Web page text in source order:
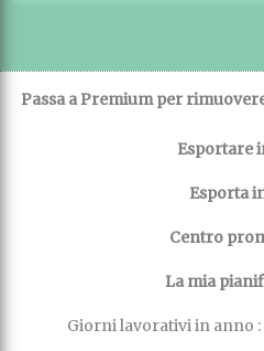
Passa a Premium per
Esportare
Esporta
Centro
La mia
Giorni lavorativi in anno :